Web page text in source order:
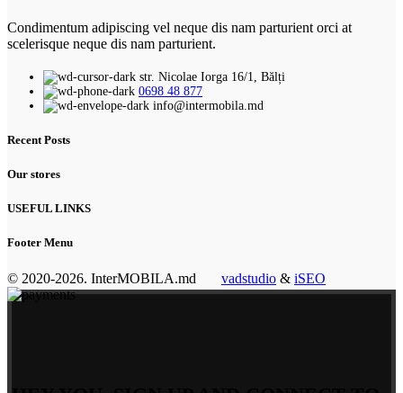
Condimentum adipiscing vel neque dis nam parturient orci at
scelerisque neque dis nam parturient.
str. Nicolae Iorga 16/1, Bălți
0698 48 877
info@intermobila.md
Recent Posts
Our stores
USEFUL LINKS
Footer Menu
© 2020-2026. InterMOBILA.md vadstudio & iSEO